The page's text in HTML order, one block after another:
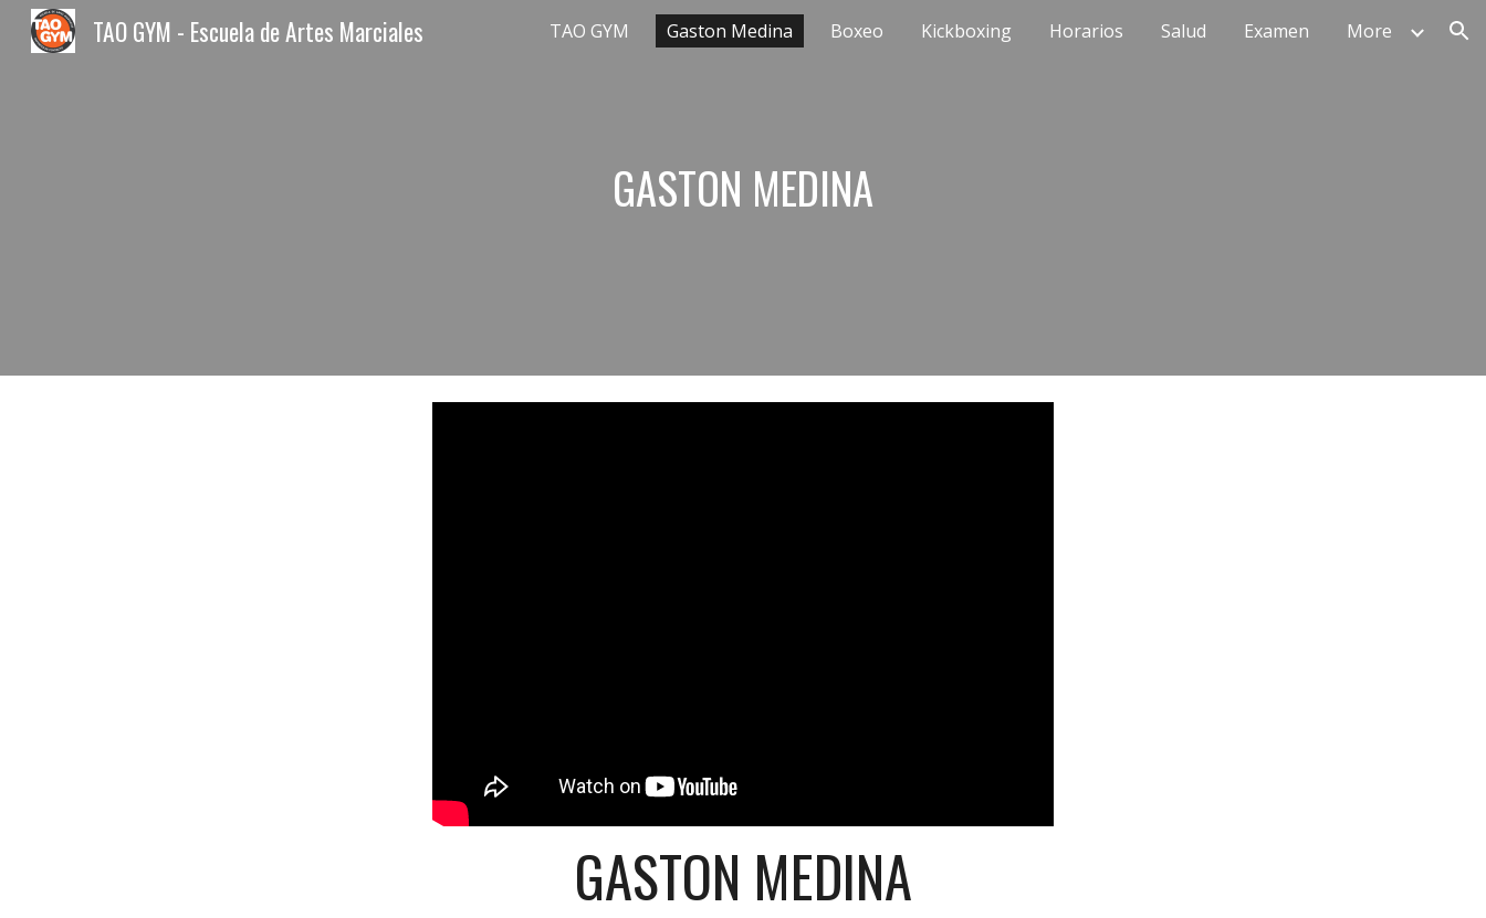
Skip to main content Skip to navigation
TAO GYM - Escuela de Artes Marciales TAO GYM Gaston Medina Boxeo Kickboxing Horarios Salud Examen More
GASTON MEDINA
GASTON MEDINA